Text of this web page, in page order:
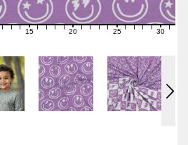
131415161718192021222324 2627282930 31